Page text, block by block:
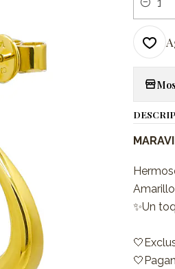
Cantidad
✨Un